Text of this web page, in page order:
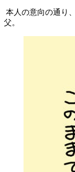
本人の意向の通り
父。